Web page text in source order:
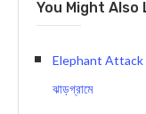
You Might Also
Elephant Attack :
ঝাড়গ্রামে